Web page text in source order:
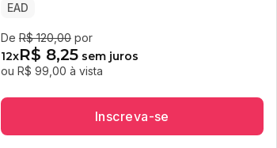
EAD
De R$ 120,00por
12xR$ 8,25 sem juros
ou R$ 99,00 à vista
Inscreva-se